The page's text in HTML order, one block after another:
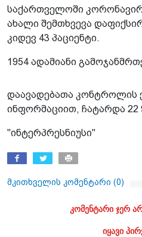
საქართველოში
ახალი შემთხვევა
კიდევ 43 პაციენტი.
1954 ადამიანი
დაავადებათა კონტროლის
ინფორმაციით, ჩატარდა 22
"ინტერპრესნიუსი"
მკითხველის კომენტარი (0)
კომენტარი ჯერ
იყავი